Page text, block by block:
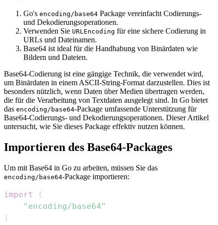
Go's encoding/base64 Package vereinfacht Codierungs-
und Dekodierungsoperationen.
Verwenden Sie URLEncoding für eine sichere Codierung in
URLs und Dateinamen.
Base64 ist ideal für die Handhabung von Binärdaten wie
Bildern und Dateien.
Base64-Codierung ist eine gängige Technik, die verwendet wird,
um Binärdaten in einem ASCII-String-Format darzustellen. Dies ist
besonders nützlich, wenn Daten über Medien übertragen werden,
die für die Verarbeitung von Textdaten ausgelegt sind. In Go bietet
das encoding/base64-Package umfassende Unterstützung für
Base64-Codierungs- und Dekodierungsoperationen. Dieser Artikel
untersucht, wie Sie dieses Package effektiv nutzen können.
Importieren des Base64-Packages
Um mit Base64 in Go zu arbeiten, müssen Sie das
encoding/base64-Package importieren:
import
(
"encoding/base64"
)